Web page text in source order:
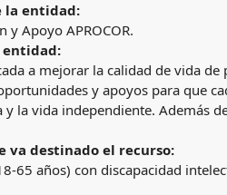
la entidad:
y Apoyo APROCOR.
entidad:
a mejorar la calidad de vida
y apoyos para que
la vida independiente. Además
va destinado el recurso:
65 años) con discapacidad